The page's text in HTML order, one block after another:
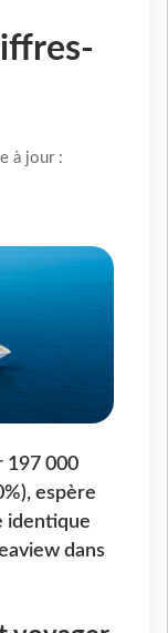
à jour :
197 000
espère
identique
dans